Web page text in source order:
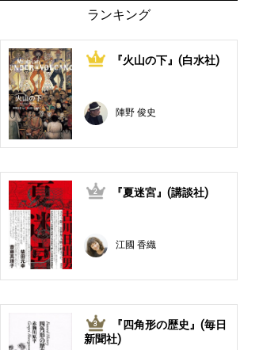
ランキング
1 『火山の下』(白水社)
陣野 俊史
2 『夏迷宮』(講談社)
江國 香織
3
『四角形の歴史』(毎日
新聞社)